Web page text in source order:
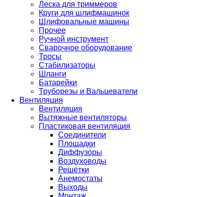
Леска для триммеров
Круги для шлифмашинок
Шлифовальные машины
Прочее
Ручной инструмент
Сварочное оборудование
Тросы
Стабилизаторы
Шланги
Батарейки
Труборезы и Вальцеватели
Вентиляция
Вентиляция
Вытяжные вентиляторы
Пластиковая вентиляция
Соединители
Площадки
Диффузоры
Воздуховоды
Решётки
Анемостаты
Выходы